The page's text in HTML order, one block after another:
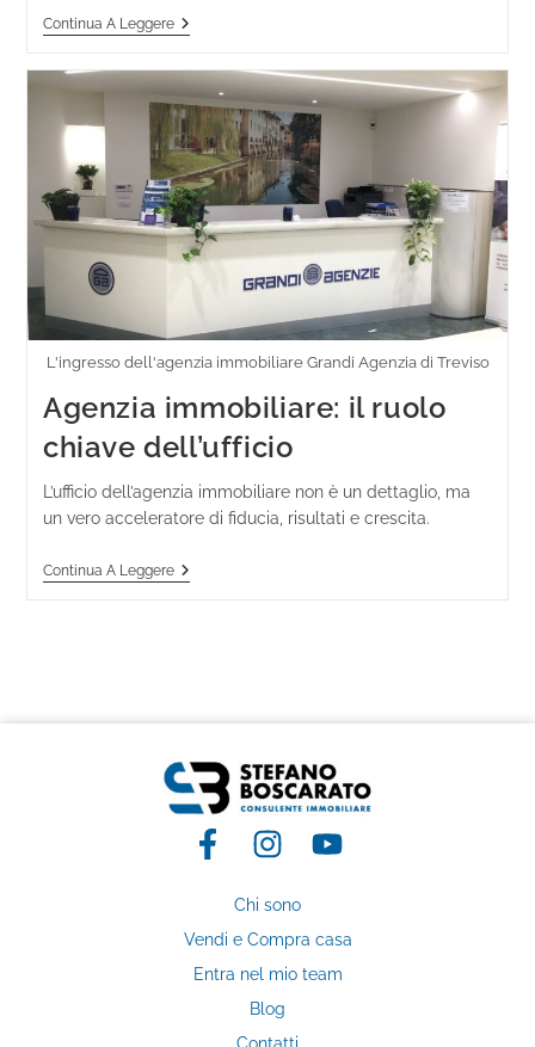
Continua A Leggere
L'ingresso dell'agenzia immobiliare Grandi Agenzia di Treviso
Agenzia immobiliare: il ruolo
chiave dell’ufficio
L’ufficio dell’agenzia immobiliare non è un dettaglio, ma
un vero acceleratore di fiducia, risultati e crescita.
Continua A Leggere
Chi sono
Vendi e Compra casa
Entra nel mio team
Blog
Contatti